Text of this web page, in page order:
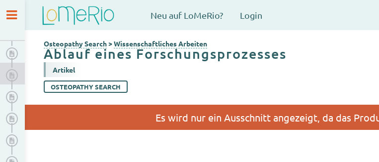
Osteopathy Search
Wissenschaftliches Arbeiten
Allgemeiner Aufbau einer wissenschaftlichen Arbeit
Ablauf eines Forschungsprozesses
Arbeitsschritte
Neu auf LoMeRio? Login
Osteopathy Search>Wissenschaftliches Arbeiten
Ablauf eines Forschungsprozesses
Artikel
OSTEOPATHY SEARCH